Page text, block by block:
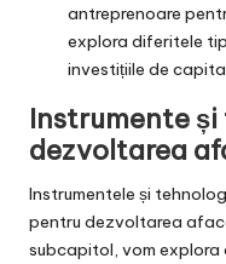
antreprenoare
explora diferitele
investițiile de
Instrumente
dezvoltarea
Instrumentele și
pentru dezvoltarea
subcapitol, vom explora